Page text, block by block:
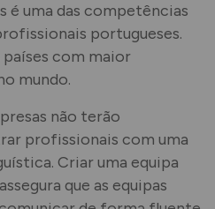
é uma das competências
portugueses.
países com maior
mundo.
não terão
profissionais com uma
Criar uma equipa
que as equipas